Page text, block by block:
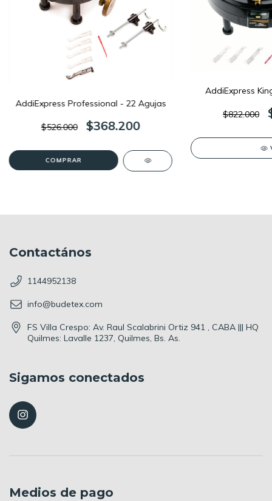
AddiExpress Professional - 22 Agujas
$526.000 $368.200
AddiExpress
$822.000
Contactános
1144952138
info@budetex.com
FS Villa Crespo: Av. Raul Scalabrini Ortiz 941 , CABA ||| HQ
Quilmes: Lavalle 1237, Quilmes, Bs. As.
Sigamos conectados
Medios de pago